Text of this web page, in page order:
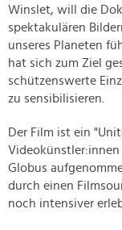
Winslet, will die
spektakulären
unseres Planeten
hat sich zum Ziel
schützenswerte
zu sensibilisieren.
Der Film ist ein
Videokünstler:innen
Globus
durch einen
noch intensiver